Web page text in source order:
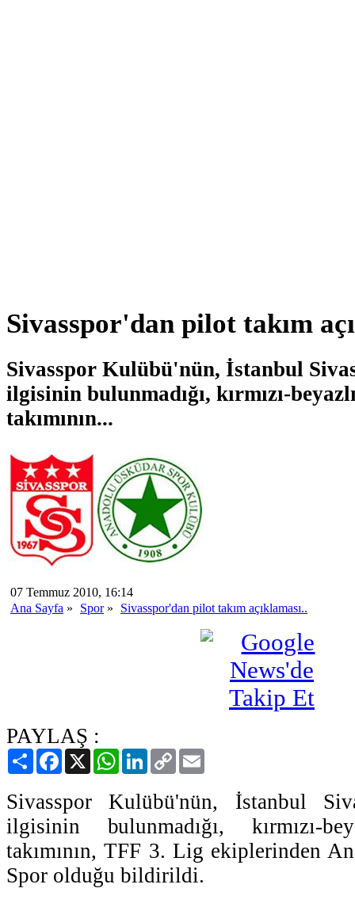
Sivasspor'dan pilot takım
Sivasspor Kulübü'nün, İstanbul
ilgisinin bulunmadığı, kırmızı-
takımının...
07 Temmuz 2010, 16:14
Ana Sayfa » Spor» Sivasspor'dan pilot takım açıklaması..
PAYLAŞ :
PaylaşFacebook
X WhatsAppLinkedIn
Copy
Link
Sivasspor Kulübü'nün, İstanbul
ilgisinin bulunmadığı, kırmızı-
takımının, TFF 3. Lig ekiplerinden
Spor olduğu bildirildi.